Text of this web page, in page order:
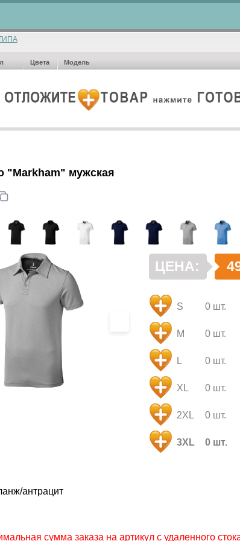
Цвета Модель
"Markham" мужская
ЦЕНА:
S 0 шт.
M 0 шт.
L 0 шт.
XL 0 шт.
2XL 0 шт.
3XL 0 шт.
антрацит
сумма заказа на артикул с удаленного